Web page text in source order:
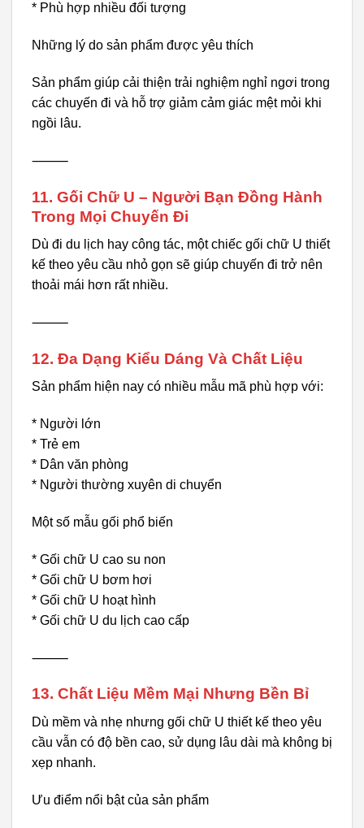
* Phù hợp nhiều đối tượng
Những lý do sản phẩm được yêu thích
Sản phẩm giúp cải thiện trải nghiệm nghỉ ngơi trong
các chuyến đi và hỗ trợ giảm cảm giác mệt mỏi khi
ngồi lâu.
⸻
11. Gối Chữ U – Người Bạn Đồng Hành
Trong Mọi Chuyến Đi
Dù đi du lịch hay công tác, một chiếc gối chữ U thiết
kế theo yêu cầu nhỏ gọn sẽ giúp chuyến đi trở nên
thoải mái hơn rất nhiều.
⸻
12. Đa Dạng Kiểu Dáng Và Chất Liệu
Sản phẩm hiện nay có nhiều mẫu mã phù hợp với:
* Người lớn
* Trẻ em
* Dân văn phòng
* Người thường xuyên di chuyển
Một số mẫu gối phổ biến
* Gối chữ U cao su non
* Gối chữ U bơm hơi
* Gối chữ U hoạt hình
* Gối chữ U du lịch cao cấp
⸻
13. Chất Liệu Mềm Mại Nhưng Bền Bỉ
Dù mềm và nhẹ nhưng gối chữ U thiết kế theo yêu
cầu vẫn có độ bền cao, sử dụng lâu dài mà không bị
xẹp nhanh.
Ưu điểm nổi bật của sản phẩm